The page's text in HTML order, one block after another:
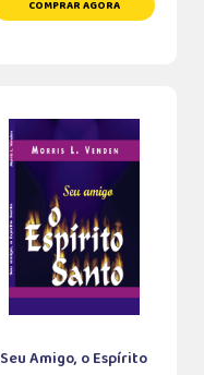
COMPRAR AGORA
Seu Amigo, o Espírito